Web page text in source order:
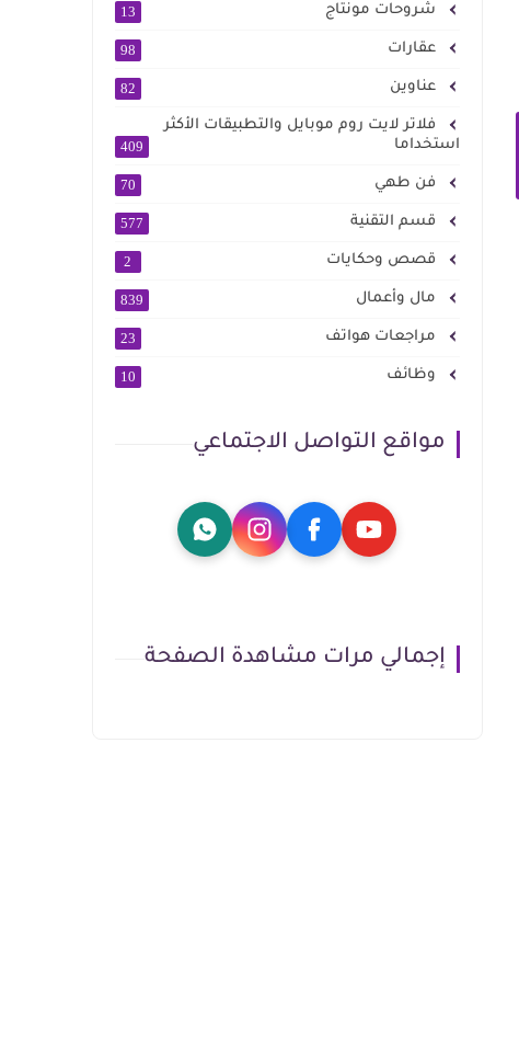
شروحات مونتاج 13
عقارات 98
عناوين 82
فلاتر لايت روم موبايل والتطبيقات الأكثر
استخداما
409
فن طهي 70
قسم التقنية 577
قصص وحكايات 2
مال وأعمال 839
مراجعات هواتف 23
وظائف 10
مواقع التواصل الاجتماعي
إجمالي مرات مشاهدة الصفحة